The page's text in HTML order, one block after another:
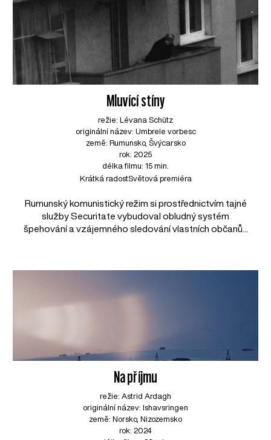
Mluvící stíny
režie: Lévana Schütz
originální název: Umbrele vorbesc
země: Rumunsko, Švýcarsko
rok: 2025
délka filmu: 15 min.
Krátká radostSvětová premiéra
Rumunský komunistický režim si prostřednictvím tajné
služby Securitate vybudoval obludný systém
špehování a vzájemného sledování vlastních občanů...
Na příjmu
režie: Astrid Ardagh
originální název: Ishavsringen
země: Norsko, Nizozemsko
rok: 2024